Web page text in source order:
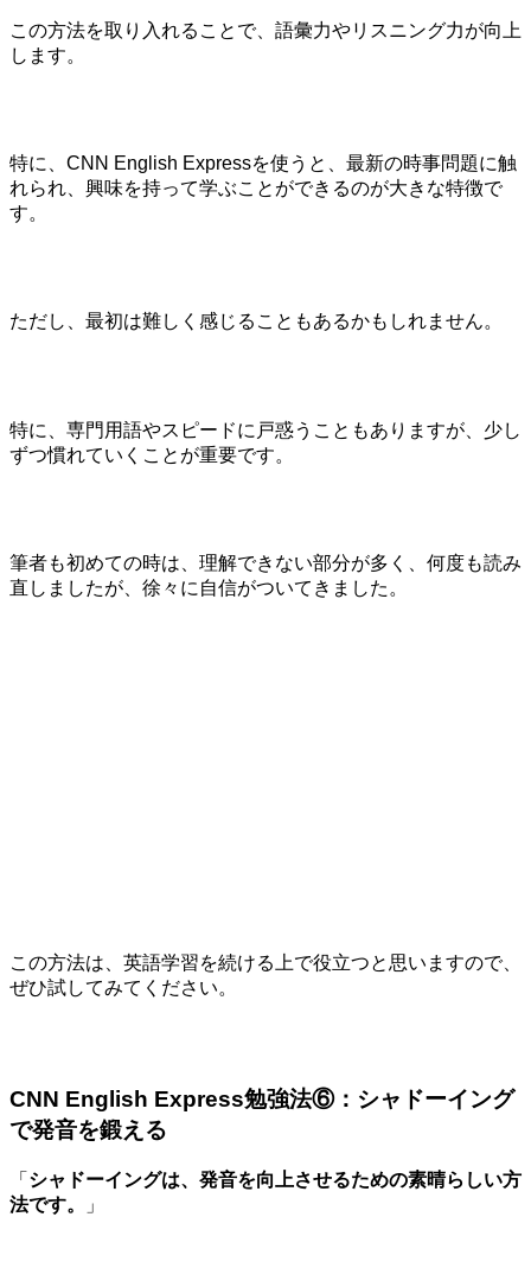
この方法を取り入れることで、語彙力やリスニング力が向上
します。
特に、CNN English Expressを使うと、最新の時事問題に触
れられ、興味を持って学ぶことができるのが大きな特徴で
す。
ただし、最初は難しく感じることもあるかもしれません。
特に、専門用語やスピードに戸惑うこともありますが、少し
ずつ慣れていくことが重要です。
筆者も初めての時は、理解できない部分が多く、何度も読み
直しましたが、徐々に自信がついてきました。
この方法は、英語学習を続ける上で役立つと思いますので、
ぜひ試してみてください。
CNN English Express勉強法⑥：シャドーイング
で発音を鍛える
「 シャドーイングは、発音を向上させるための素晴らしい方
法です。
」